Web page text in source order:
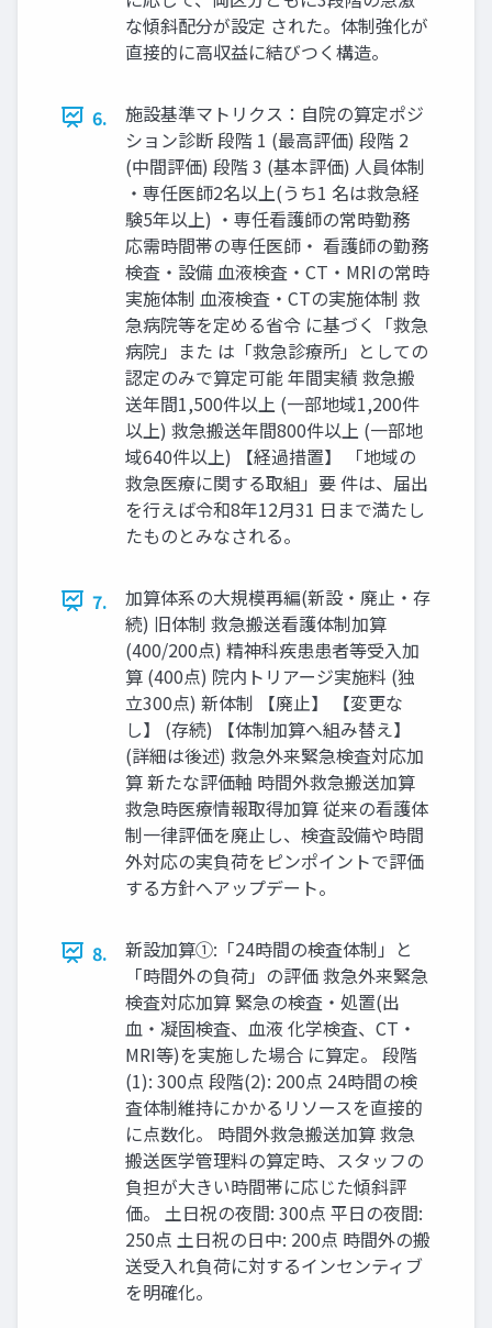
な傾斜配分が設定 された。体制強化が
直接的に高収益に結びつく構造。
6.
施設基準マトリクス：自院の算定ポジ
ション診断 段階 1 (最高評価) 段階 2
(中間評価) 段階 3 (基本評価) 人員体制
・専任医師2名以上(うち1 名は救急経
験5年以上) ・専任看護師の常時勤務
応需時間帯の専任医師・ 看護師の勤務
検査・設備 血液検査・CT・MRIの常時
実施体制 血液検査・CTの実施体制 救
急病院等を定める省令 に基づく「救急
病院」また は「救急診療所」としての
認定のみで算定可能 年間実績 救急搬
送年間1,500件以上 (一部地域1,200件
以上) 救急搬送年間800件以上 (一部地
域640件以上) 【経過措置】 「地域の
救急医療に関する取組」要 件は、届出
を行えば令和8年12月31 日まで満たし
たものとみなされる。
7.
加算体系の大規模再編(新設・廃止・存
続) 旧体制 救急搬送看護体制加算
(400/200点) 精神科疾患患者等受入加
算 (400点) 院内トリアージ実施料 (独
立300点) 新体制 【廃止】 【変更な
し】 (存続) 【体制加算へ組み替え】
(詳細は後述) 救急外来緊急検査対応加
算 新たな評価軸 時間外救急搬送加算
救急時医療情報取得加算 従来の看護体
制一律評価を廃止し、検査設備や時間
外対応の実負荷をピンポイントで評価
する方針へアップデート。
8.
新設加算①:「24時間の検査体制」と
「時間外の負荷」の評価 救急外来緊急
検査対応加算 緊急の検査・処置(出
血・凝固検査、血液 化学検査、CT・
MRI等)を実施した場合 に算定。 段階
(1): 300点 段階(2): 200点 24時間の検
査体制維持にかかるリソースを直接的
に点数化。 時間外救急搬送加算 救急
搬送医学管理料の算定時、スタッフの
負担が大きい時間帯に応じた傾斜評
価。 土日祝の夜間: 300点 平日の夜間:
250点 土日祝の日中: 200点 時間外の搬
送受入れ負荷に対するインセンティブ
を明確化。